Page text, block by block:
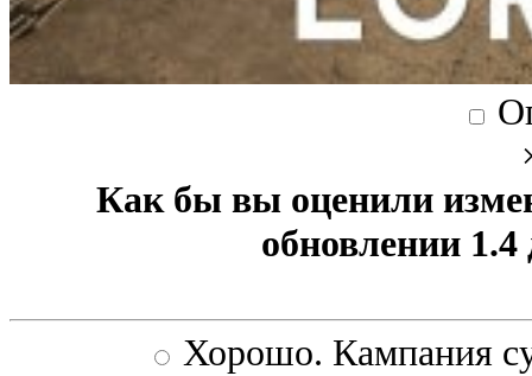
Как бы вы оценили
обновлении
Хорошо. Кампания